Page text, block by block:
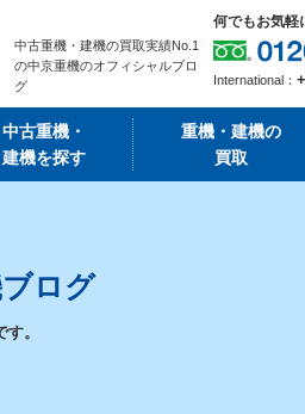
中古重機・建機の買取実績No.1
の中京重機のオフィシャルブロ
グ
何でもお気軽
International：
中古重機・
建機を探す
重機・建機の
買取
ログ
。